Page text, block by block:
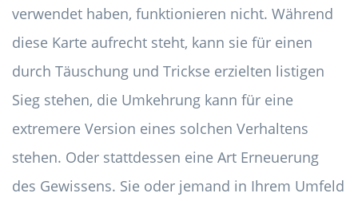
verwendet haben, funktionieren nicht. Während
diese Karte aufrecht steht, kann sie für einen
durch Täuschung und Trickse erzielten listigen
Sieg stehen, die Umkehrung kann für eine
extremere Version eines solchen Verhaltens
stehen. Oder stattdessen eine Art Erneuerung
des Gewissens. Sie oder jemand in Ihrem Umfeld